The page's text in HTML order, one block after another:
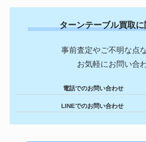
ターンテーブル買取
事前査定やご不明な点
お気軽にお問い合
電話でのお問い合わせ
LINEでのお問い合わせ